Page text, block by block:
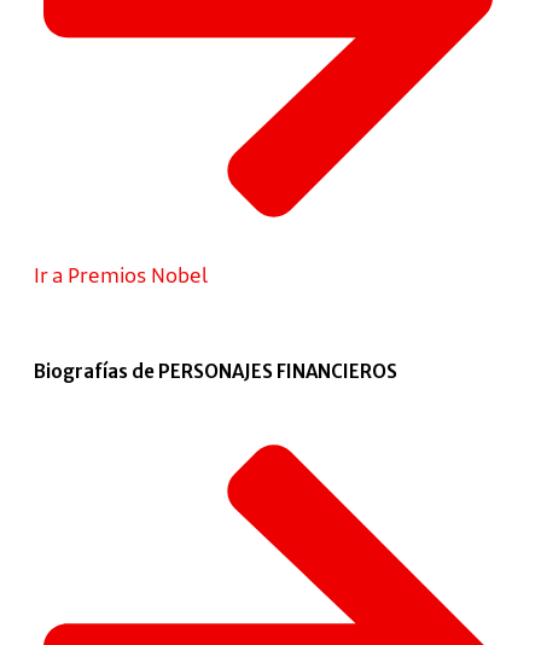
Ir a Premios Nobel
Biografías de PERSONAJES FINANCIEROS